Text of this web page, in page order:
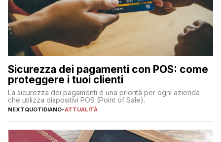
Sicurezza dei pagamenti con POS: come
proteggere i tuoi clienti
La sicurezza dei pagamenti è una priorità per ogni azienda
che utilizza dispositivi POS (Point of Sale).
NEXTQUOTIDIANO-ATTUALITÀ